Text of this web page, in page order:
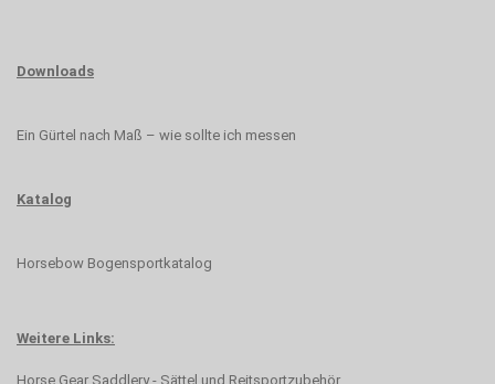
Downloads
Ein Gürtel nach Maß – wie sollte ich messen
Katalog
Horsebow Bogensportkatalog
Weitere Links:
Horse Gear Saddlery - Sättel und Reitsportzubehör